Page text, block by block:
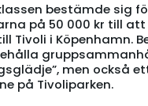
bestämde sig
på 50 000 kr till att
Tivoli i Köpenhamn.
men också
på Tivoliparken.